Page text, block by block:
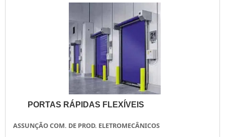
algum de seus componentes e ....
PORTAS RÁPIDAS FLEXÍVEIS
ASSUNÇÃO COM. DE PROD. ELETROMECÂNICOS